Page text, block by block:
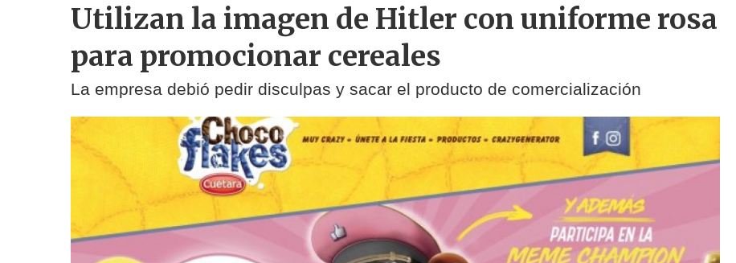
Utilizan la imagen de Hitler con uniforme rosa
para promocionar cereales
La empresa debió pedir disculpas y sacar el producto de comercialización